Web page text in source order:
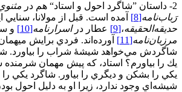
2- داستان ”شاگرد احول و استاد“ هم در
رَبابنامه[8]
آمده است. قبل از مولانا، سنايي
حديقهالحقیقه،[9] عطار دراسرارنامه[10]
و
مرزباننامه[11]
آورده‌اند. فردي برايش
شاگردش مي‌خواهد شيشۀ شراب را بياورد.
يك را بياورم؟ استاد، كه پيش مهمان
يكي را بشكن و ديگري را بياور. شاگرد يكي
شيشه‌اي وجود ندارد، زيرا او به دليل احول